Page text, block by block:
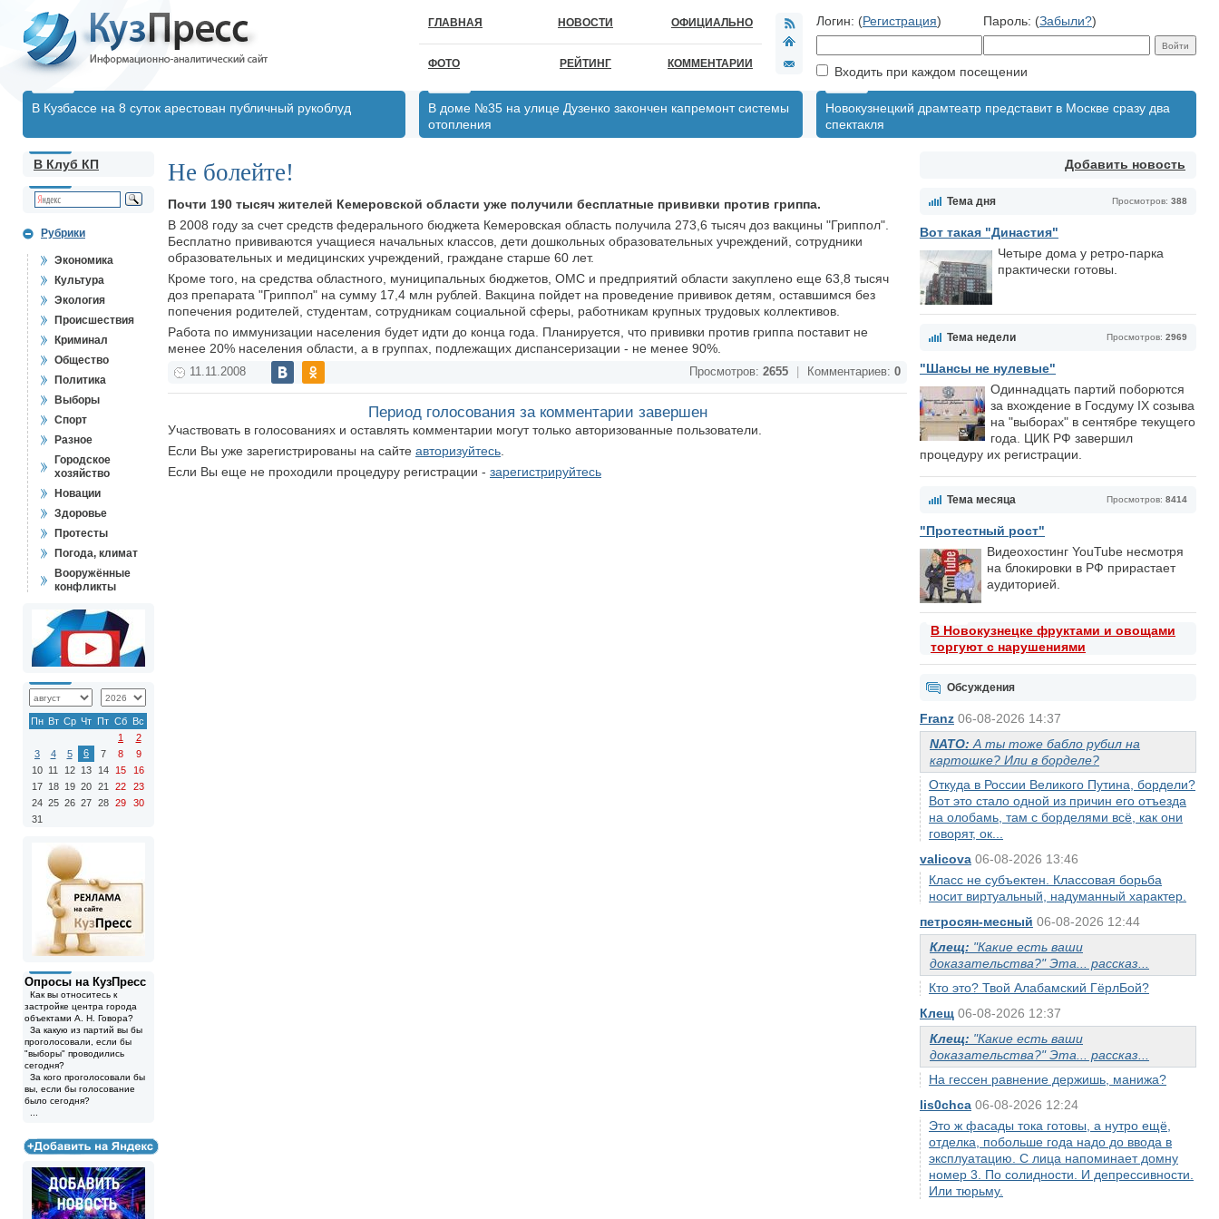
ГЛАВНАЯ НОВОСТИ ОФИЦИАЛЬНО
ФОТО РЕЙТИНГ КОММЕНТАРИИ
Логин: (Регистрация) Пароль: (Забыли?)
Входить при каждом посещении
В Кузбассе на 8 суток арестован публичный рукоблуд
В доме №35 на улице Дузенко закончен капремонт системы
отопления
Новокузнецкий драмтеатр представит в Москве сразу два
спектакля
Добавить новость
Просмотров: 388
Тема дня
Вот такая "Династия"
Четыре дома у ретро-парка
практически готовы.
Просмотров: 2969
Тема недели
"Шансы не нулевые"
Одиннадцать партий поборются
за вхождение в Госдуму IX созыва
на "выборах" в сентябре текущего
года. ЦИК РФ завершил
процедуру их регистрации.
Просмотров: 8414
Тема месяца
"Протестный рост"
Видеохостинг YouTube несмотря
на блокировки в РФ прирастает
аудиторией.
В Новокузнецке фруктами и овощами
торгуют с нарушениями
Обсуждения
Franz 06-08-2026 14:37
NATO: А ты тоже бабло рубил на
картошке? Или в борделе?
Откуда в России Великого Путина, бордели?
Вот это стало одной из причин его отъезда
на олобамь, там с борделями всё, как они
говорят, ок...
valicova 06-08-2026 13:46
Класс не субъектен. Классовая борьба
носит виртуальный, надуманный характер.
петросян-месный 06-08-2026 12:44
Клещ: "Какие есть ваши
доказательства?" Эта... рассказ...
Кто это? Твой Алабамский ГёрлБой?
Клещ 06-08-2026 12:37
Клещ: "Какие есть ваши
доказательства?" Эта... рассказ...
На гессен равнение держишь, манижа?
lis0chca 06-08-2026 12:24
Это ж фасады тока готовы, а нутро ещё,
отделка, побольше года надо до ввода в
эксплуатацию. С лица напоминает домну
номер 3. По солидности. И депрессивности.
Или тюрьму.
В Клуб КП
Рубрики
Экономика
Культура
Экология
Происшествия
Криминал
Общество
Политика
Выборы
Спорт
Разное
Городское
хозяйство
Новации
Здоровье
Протесты
Погода, климат
Вооружённые
конфликты
Пн Вт Ср Чт Пт Сб Вс
1
2
3
4 5 6 7 8
9
10 11 12 13 14 15
16
17 18 19 20 21 22
23
24 25 26 27 28 29
30
31
Опросы на КузПресс
Как вы относитесь к
застройке центра города
объектами А. Н. Говора?
За какую из партий вы бы
проголосовали, если бы
"выборы" проводились
сегодня?
За кого проголосовали бы
вы, если бы голосование
было сегодня?
Не болейте!
Почти 190 тысяч жителей Кемеровской области уже получили бесплатные прививки против гриппа.
В 2008 году за счет средств федерального бюджета Кемеровская область получила 273,6 тысяч доз вакцины "Гриппол".
Бесплатно прививаются учащиеся начальных классов, дети дошкольных образовательных учреждений, сотрудники
образовательных и медицинских учреждений, граждане старше 60 лет.
Кроме того, на средства областного, муниципальных бюджетов, ОМС и предприятий области закуплено еще 63,8 тысяч
доз препарата "Гриппол" на сумму 17,4 млн рублей. Вакцина пойдет на проведение прививок детям, оставшимся без
попечения родителей, студентам, сотрудникам социальной сферы, работникам крупных трудовых коллективов.
Работа по иммунизации населения будет идти до конца года. Планируется, что прививки против гриппа поставит не
менее 20% населения области, а в группах, подлежащих диспансеризации - не менее 90%.
11.11.2008 Просмотров: 2655 Комментариев: 0
Период голосования за комментарии завершен
Участвовать в голосованиях и оставлять комментарии могут только авторизованные пользователи.
Если Вы уже зарегистрированы на сайте авторизуйтесь
Если Вы еще не проходили процедуру регистрации - зарегистрируйтесь